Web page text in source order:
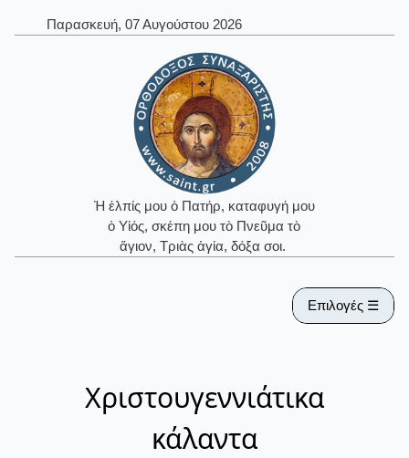
Παρασκευή, 07 Αυγούστου 2026
Ἡ ἐλπίς μου ὁ Πατήρ, καταφυγή μου
ὁ Υἱός, σκέπη μου τὸ Πνεῦμα τὸ
ἅγιον, Τριὰς ἁγία, δόξα σοι.
Επιλογές ☰
Χριστουγεννιάτικα
κάλαντα